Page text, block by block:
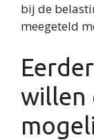
bij de
meegeteld
willen